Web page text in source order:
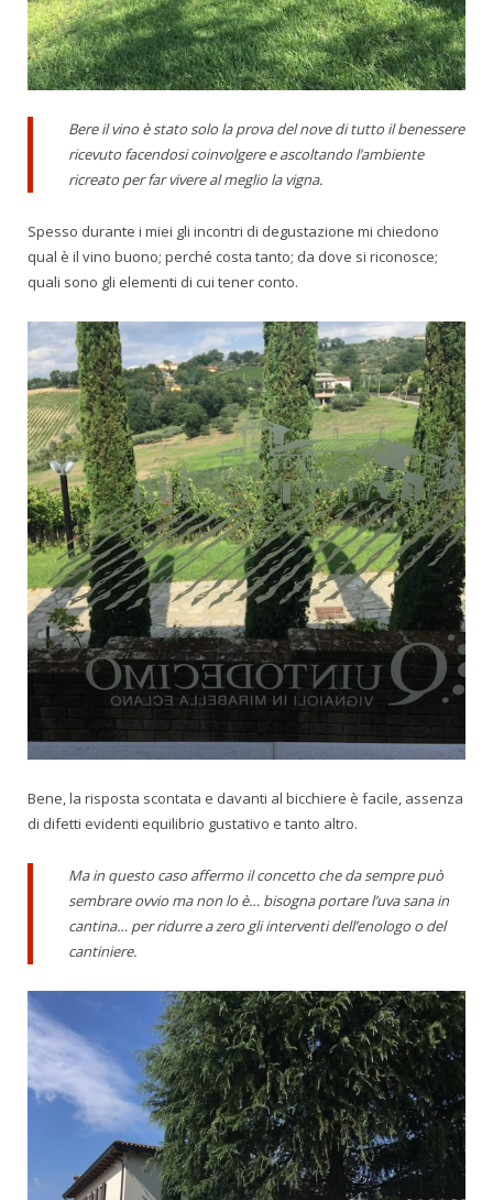
Bere il vino è stato solo la prova del nove di tutto il benessere
ricevuto facendosi coinvolgere e ascoltando l’ambiente
ricreato per far vivere al meglio la vigna.
Spesso durante i miei gli incontri di degustazione mi chiedono
qual è il vino buono; perché costa tanto; da dove si riconosce;
quali sono gli elementi di cui tener conto.
Bene, la risposta scontata e davanti al bicchiere è facile, assenza
di difetti evidenti equilibrio gustativo e tanto altro.
Ma in questo caso affermo il concetto che da sempre può
sembrare ovvio ma non lo è… bisogna portare l’uva sana in
cantina… per ridurre a zero gli interventi dell’enologo o del
cantiniere.